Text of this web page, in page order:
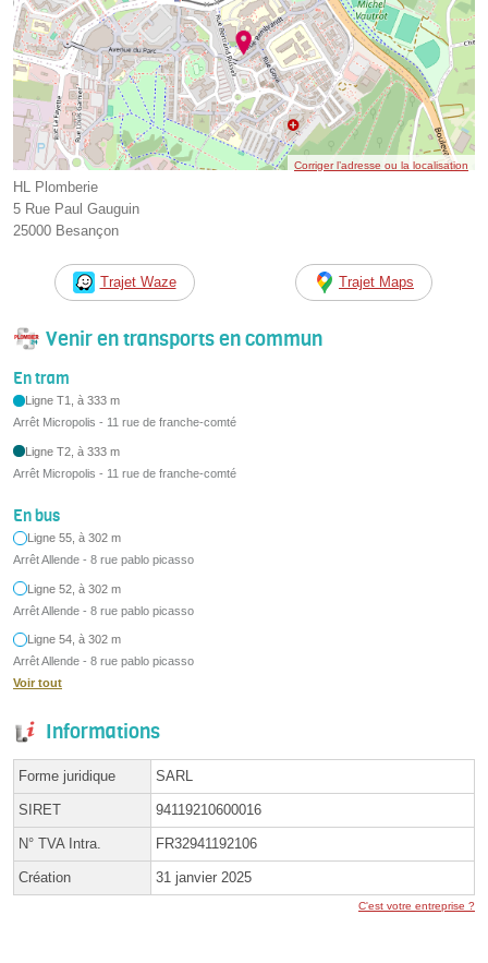
Corriger l’adresse ou la localisation
HL Plomberie
5 Rue Paul Gauguin
25000 Besançon
Trajet Waze Trajet Maps
Venir en transports en commun
En tram
Ligne T1, à 333 m
Arrêt Micropolis - 11 rue de franche-comté
Ligne T2, à 333 m
Arrêt Micropolis - 11 rue de franche-comté
En bus
Ligne 55, à 302 m
Arrêt Allende - 8 rue pablo picasso
Ligne 52, à 302 m
Arrêt Allende - 8 rue pablo picasso
Ligne 54, à 302 m
Arrêt Allende - 8 rue pablo picasso
Voir tout
Informations
Forme juridique SARL
SIRET 94119210600016
N° TVA Intra. FR32941192106
Création 31 janvier 2025
C'est votre entreprise ?